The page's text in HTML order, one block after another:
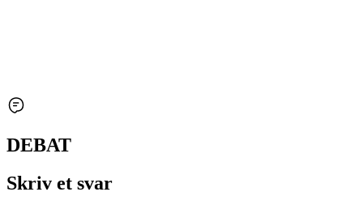
DEBAT
Skriv et svar